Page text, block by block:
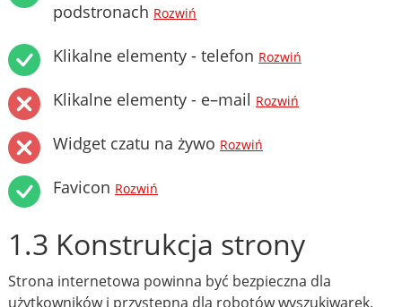
podstronach Rozwiń
Klikalne elementy - telefon Rozwiń
Klikalne elementy - e–mail Rozwiń
Widget czatu na żywo Rozwiń
Favicon Rozwiń
1.3 Konstrukcja strony
Strona internetowa powinna być bezpieczna dla
użytkowników i przystępna dla robotów wyszukiwarek.